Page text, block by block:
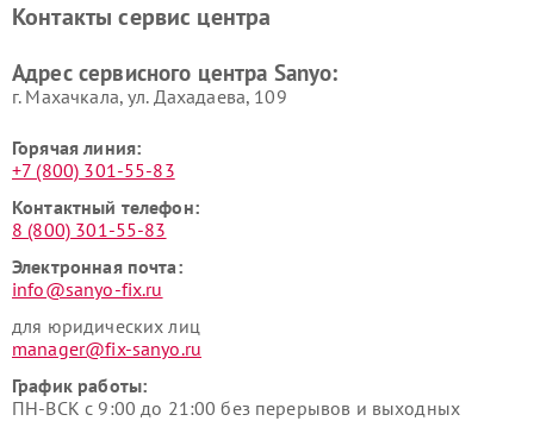
Контакты сервис центра
Адрес сервисного центра Sanyo:
г. Махачкала, ул. Дахадаева, 109
Горячая линия:
+7 (800) 301-55-83
Контактный телефон:
8 (800) 301-55-83
Электронная почта:
info@sanyo-fix.ru
для юридических лиц
manager@fix-sanyo.ru
График работы:
ПН-ВСК с 9:00 до 21:00 без перерывов и выходных